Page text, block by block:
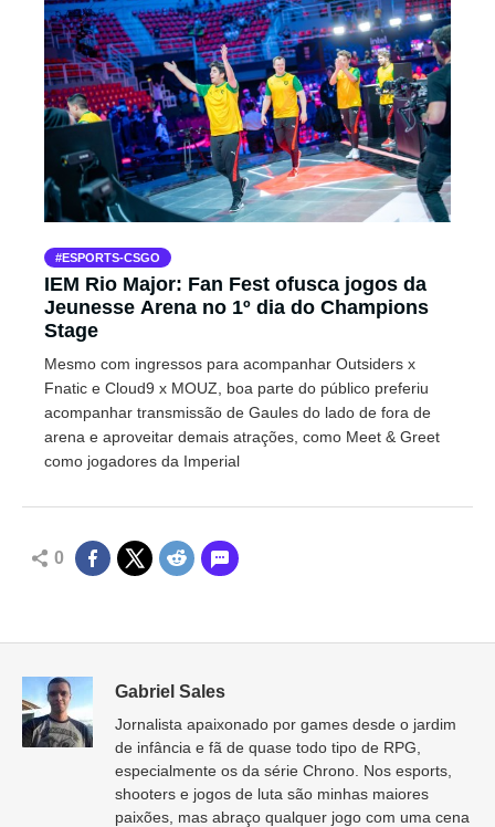
ESPORTS-CSGO
IEM Rio Major: Fan Fest ofusca jogos da
Jeunesse Arena no 1º dia do Champions
Stage
Mesmo com ingressos para acompanhar Outsiders x
Fnatic e Cloud9 x MOUZ, boa parte do público preferiu
acompanhar transmissão de Gaules do lado de fora de
arena e aproveitar demais atrações, como Meet & Greet
como jogadores da Imperial
0
Gabriel Sales
Jornalista apaixonado por games desde o jardim
de infância e fã de quase todo tipo de RPG,
especialmente os da série Chrono. Nos esports,
shooters e jogos de luta são minhas maiores
paixões, mas abraço qualquer jogo com uma cena